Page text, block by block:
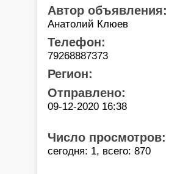
Автор объявления:
Анатолий Клюев
Телефон:
79268887373
Регион:
Отправлено:
09-12-2020 16:38
Число просмотров:
сегодня: 1, всего: 870